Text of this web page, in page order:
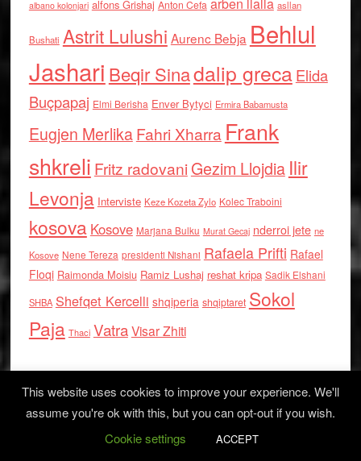
albano kolonjari alfons Grishaj Anton Cefa asllan
Bushati Astrit Lulushi Aurenc Bebja Behlul
Jashari Beqir Sinadalip grecaElida
Buçpapaj Elmi Berisha Enver Bytyci Ermira Babamusta
Eugjen MerlikaFahri Xharra Frank
shkreli Fritz radovaniGezim Llojdia Ilir
Levonja Interviste Keze Kozeta Zylo Kolec Traboini
kosova Kosove Marjana Bulku Murat Gecaj nderroi jete ne
Kosove Nene Tereza presidenti Nishani Rafaela Prifti Rafael
Floqi Raimonda Moisiu Ramiz Lushaj reshat kripa Sadik Elshani
SHBA Shefqet Kercelli shqiperia shqiptaret Sokol
Paja Thaci VatraVisar Zhiti
Log in
This website uses cookies to improve your experience. We'll
assume you're ok with this, but you can opt-out if you wish.
Cookie settings
ACCEPT